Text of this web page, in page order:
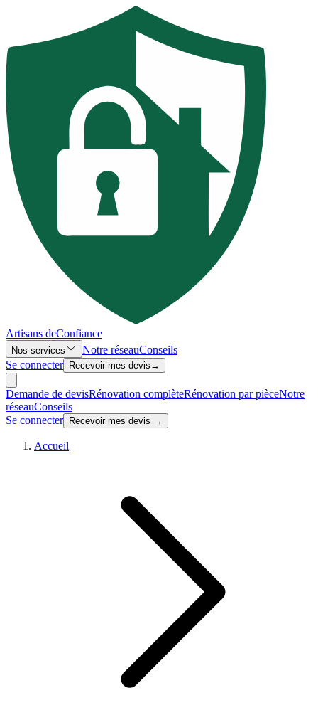
Artisans deConfiance
Nos services Notre réseauConseils
Se connecter
Recevoir mes devis →
Demande de devisRénovation complèteRénovation par pièceNotre
réseauConseils
Se connecter
Recevoir mes devis →
Accueil